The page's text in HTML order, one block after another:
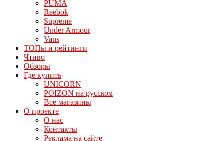
PUMA
Reebok
Supreme
Under Armour
Vans
ТОПы и рейтинги
Чтиво
Обзоры
Где купить
UNICORN
POIZON на русском
Все магазины
О проекте
О нас
Контакты
Реклама на сайте